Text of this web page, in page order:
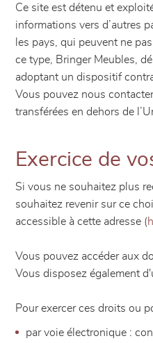
Ce site est détenu et
informations vers d’autres
les pays, qui peuvent ne
ce type, Bringer Meubles,
adoptant un dispositif
Vous pouvez nous
transférées en dehors de
Exercice de
Si vous ne souhaitez plus
souhaitez revenir sur ce
accessible à cette adresse (
Vous pouvez accéder aux
Vous disposez également
Pour exercer ces droits ou
par voie électronique :